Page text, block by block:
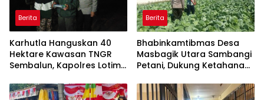
Berita
Karhutla Hanguskan 40
Hektare Kawasan TNGR
Sembalun, Kapolres Lotim
Api
Berita
Bhabinkamtibmas Desa
Masbagik Utara Sambangi
Petani, Dukung Ketahanan
Pangan